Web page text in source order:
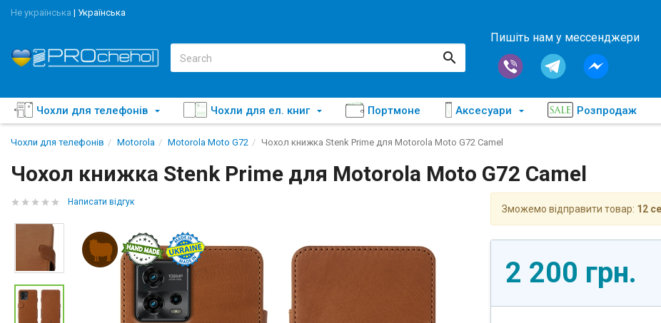
Не українська | Українська
Пишіть нам у мессенджери
Чохли для телефонів Чохли для ел. книг Портмоне Аксесуари Розпродаж
Чохли для телефонів Motorola Motorola Moto G72 Чохол книжка Stenk Prime для Motorola Moto G72 Camel
Чохол книжка Stenk Prime для Motorola Moto G72 Camel
Написати відгук
Зможемо відправити товар: 12
2 200 грн.